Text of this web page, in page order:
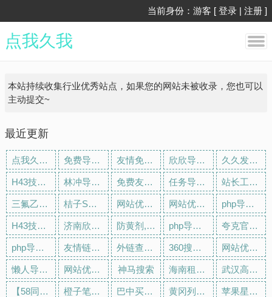
当前身份：游客 [ 登录 | 注册 ]
点我久我
本站持续收集行业优秀站点，如果您的网站未被收录，您也可以
主动提交~
最近更新
点我久我_广告任务网_最用心的任务网 免费导航网 友情免费链接网 欣欣导航网 久久发威客_广告任务网_最用心的任务网
H43技术网 - 网址导航、在线工具、技术教程一体站点，学习技术从这里开始 林冲导航网 免费友情链接网k 任务导航一个优秀收录网站 站长工具_必应权重查询 - 爱站网
三氟乙酸,三氟乙酸酐,叔丁醇钾,偶氮二异丁腈,N-甲基吡咯烷酮,二甲基二硫醚,异丁酸,对氯苯酚_山东欣烨化工 桔子SEO - 外链查询_批量查网站反链_老域名_网站建站历史记录_关键字检测_站长工具网 网站优化_免费发广告外链_SEO软文推广_站长网址收录_博客趣 网站优化_免费发广告外链_SEO软文推广_站长网址收录_博客趣 php导航网一个优秀收录网站
H43技术网 - 网址导航、在线工具、技术教程一体站点，学习技术从这里开始 济南欣烨生物-N-甲基吡咯烷酮,四氢噻吩,对苯醌,对苯二酚,氧化苯乙烯,苯乙酮,间苯二甲醚,环戊酮 防黄剂,丁酰肼原药,异戊烯醇321,对苯二酚,异戊醇,异戊烯醛,_济南欣欣化工 php导航一个优秀收录网站 夸克官网_电脑版下载_你的AI搜索
php导航一个优秀收录网站 友情链接买卖_友情链接交易平台 - 55Links 外链查询_反链查询结果 - 爱站网 360搜索，SO靠谱 网站优化_免费发广告外链_SEO软文推广_php秒收录
懒人导航网_收录精选的导航网站 网站优化_免费发广告外链_SEO软文推广_任务导航 神马搜索 海南租房网-海南房屋租赁,海南房子出租,海南出租房屋,海南房地产中介,海南个人租房信息 武汉高考信息网-武汉高考时间,武汉高考复读,武汉志愿填报,武汉高考分数线,武汉高考成绩查询
【58同城 58.com】呼和浩特分类信息 - 本地 免费 高效 橙子笔记-多邮箱聚合收发｜AI助手｜笔记文档云端同步｜团队与个人高效协作工具 巴中买房_巴中房产网_巴中购房找吉屋网 - 巴中吉屋网 黄冈列举网 - 黄冈分类信息免费发布平台 苹果星小芒微信分身多开兑换激活码购买下载官网